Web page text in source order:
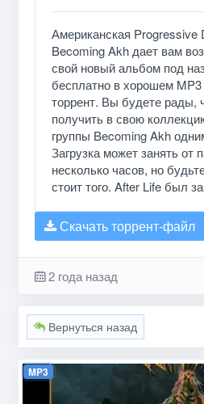
Американская Progressive
Becoming Akh дает вам
свой новый альбом под
бесплатно в хорошем MP3
торрент. Вы будете рады,
получить в свою
группы Becoming Akh
Загрузка может занять от
несколько часов, но
стоит того. After Life был
Скачать торрент-файл
2 года назад
Вернуться назад
MP3